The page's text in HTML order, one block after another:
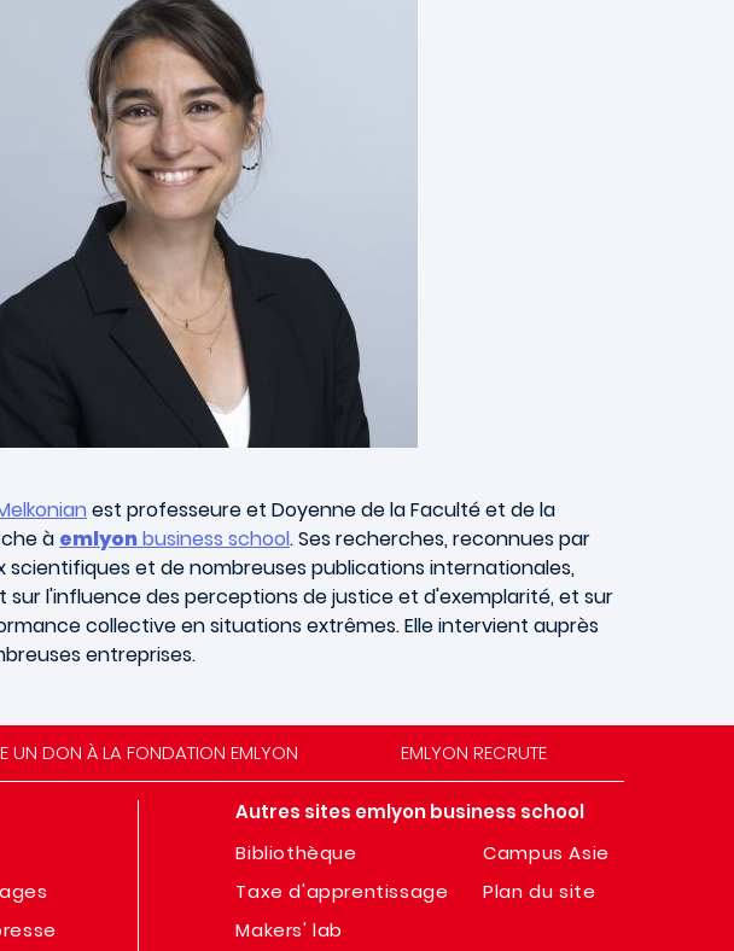
est professeure et Doyenne de la Faculté et de la
à emlyonbusiness school. Ses recherches, reconnues par
scientifiques et de nombreuses publications internationales,
sur l'influence des perceptions de justice et d'exemplarité, et sur
collective en situations extrêmes. Elle intervient auprès
entreprises.
UN DON À LA FONDATION EMLYON EMLYON RECRUTE
Autres sites emlyon business school
Bibliothèque
Taxe d'apprentissage
Makers' lab
Campus Asie
Plan du site